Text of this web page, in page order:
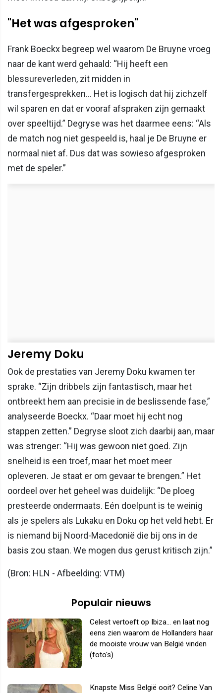
"Het was afgesproken"
Frank Boeckx begreep wel waarom De Bruyne vroeg
naar de kant werd gehaald: “Hij heeft een
blessureverleden, zit midden in
transfergesprekken… Het is logisch dat hij zichzelf
wil sparen en dat er vooraf afspraken zijn gemaakt
over speeltijd.” Degryse was het daarmee eens: “Als
de match nog niet gespeeld is, haal je De Bruyne er
normaal niet af. Dus dat was sowieso afgesproken
met de speler.”
Jeremy Doku
Ook de prestaties van Jeremy Doku kwamen ter
sprake. “Zijn dribbels zijn fantastisch, maar het
ontbreekt hem aan precisie in de beslissende fase,”
analyseerde Boeckx. “Daar moet hij echt nog
stappen zetten.” Degryse sloot zich daarbij aan, maar
was strenger: “Hij was gewoon niet goed. Zijn
snelheid is een troef, maar het moet meer
opleveren. Je staat er om gevaar te brengen.” Het
oordeel over het geheel was duidelijk: “De ploeg
presteerde ondermaats. Eén doelpunt is te weinig
als je spelers als Lukaku en Doku op het veld hebt. Er
is niemand bij Noord-Macedonië die bij ons in de
basis zou staan. We mogen dus gerust kritisch zijn.”
(Bron: HLN - Afbeelding: VTM)
Populair nieuws
Celest vertoeft op Ibiza... en laat nog
eens zien waarom de Hollanders haar
de mooiste vrouw van België vinden
(foto's)
Knapste Miss België ooit? Celine Van